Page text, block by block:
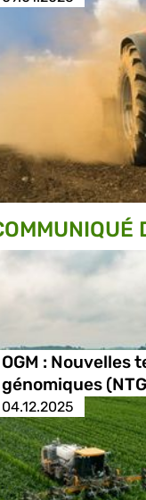
OGM : Nouvelles
génomiques
04.12.2025